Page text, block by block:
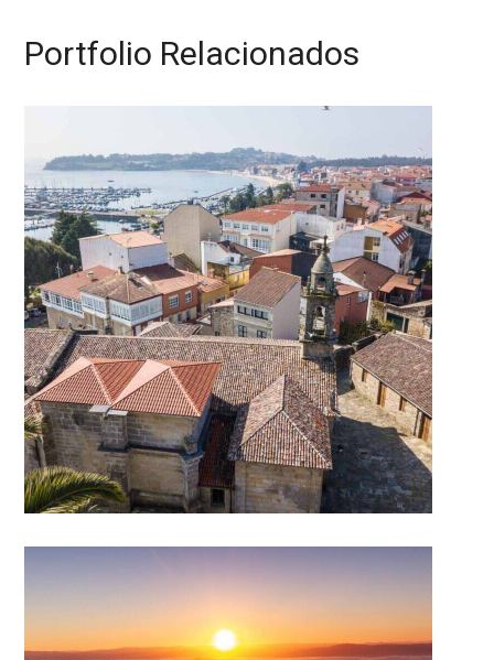
Portfolio Relacionados